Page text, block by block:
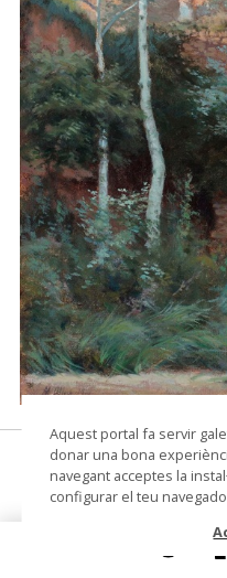
© Arxiu Fotogràfic del
Sitges
Aquest portal fa servir
donar una bona
navegant acceptes la
configurar el teu